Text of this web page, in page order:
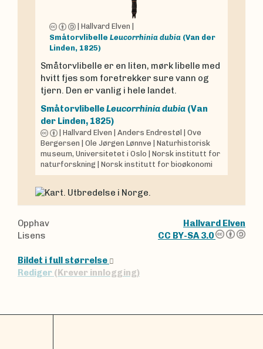
Hallvard Elven
Småtorvlibelle Leucorrhinia dubia (Van der
Linden, 1825)
Småtorvlibelle er en liten, mørk libelle med
hvitt fjes som foretrekker sure vann og
tjern. Den er vanlig i hele landet.
SmåtorvlibelleLeucorrhinia dubia (Van
der Linden, 1825)
Hallvard Elven Anders Endrestøl
Ove
Bergersen
Ole Jørgen Lønnve
Naturhistorisk
museum, Universitetet i Oslo
Norsk institutt for
naturforskning
Norsk institutt for bioøkonomi
Opphav
Hallvard Elven
Lisens
CC BY-SA 3.0
Bildet i full størrelse
Rediger (Krever innlogging)